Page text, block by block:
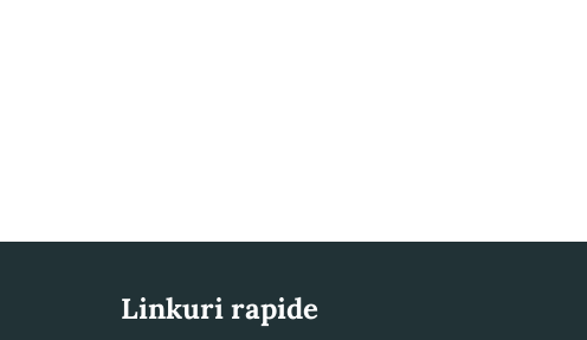
Linkuri rapide